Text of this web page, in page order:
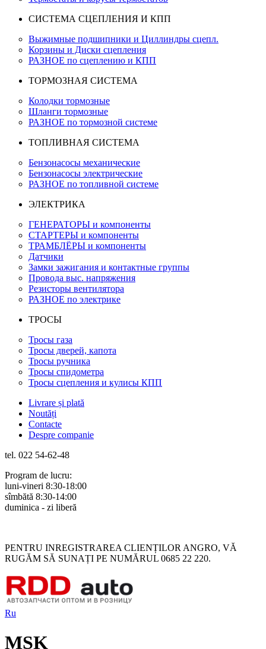
СИСТЕМА СЦЕПЛЕНИЯ И КПП
Выжимные подшипники и Циллиндры сцепл.
Корзины и Диски сцепления
РАЗНОЕ по сцеплению и КПП
ТОРМОЗНАЯ СИСТЕМА
Колодки тормозные
Шланги тормозные
РАЗНОЕ по тормозной системе
ТОПЛИВНАЯ СИСТЕМА
Бензонасосы механические
Бензонасосы электрические
РАЗНОЕ по топливной системе
ЭЛЕКТРИКА
ГЕНЕРАТОРЫ и компоненты
СТАРТЕРЫ и компоненты
ТРАМБЛЁРЫ и компоненты
Датчики
Замки зажигания и контактные группы
Провода выс. напряжения
Резисторы вентилятора
РАЗНОЕ по электрике
ТРОСЫ
Тросы газа
Тросы дверей, капота
Тросы ручника
Тросы спидометра
Тросы сцепления и кулисы КПП
Livrare și plată
Noutăți
Contacte
Despre companie
tel. 022 54-62-48
Program de lucru:
luni-vineri 8:30-18:00
sîmbătă 8:30-14:00
duminica - zi liberă
PENTRU INREGISTRAREA CLIENȚILOR ANGRO, VĂ
RUGĂM SĂ SUNAȚI PE NUMĂRUL 0685 22 220.
Ru
MSK